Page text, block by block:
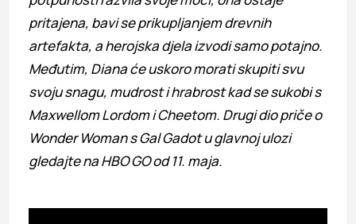
pritajena, bavi se prikupljanjem drevnih
artefakta, a herojska djela izvodi samo potajno.
Međutim, Diana će uskoro morati skupiti svu
svoju snagu, mudrost i hrabrost kad se sukobi s
Maxwellom Lordom i Cheetom. Drugi dio priče o
Wonder Woman s Gal Gadot u glavnoj ulozi
gledajte na HBO GO od 11. maja.